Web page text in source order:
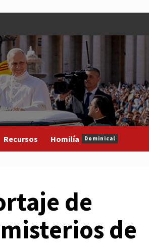
Recursos Homilía Dominical
de
de